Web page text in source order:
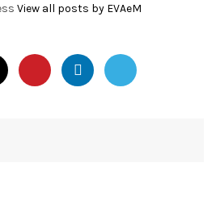
View all posts by EVAeM